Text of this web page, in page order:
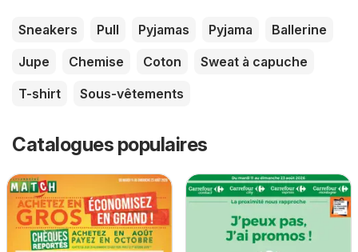
Sneakers Pull Pyjamas Pyjama
Ballerine
Jupe
Chemise Coton
Sweat à capuche
T-shirt
Sous-vêtements
Catalogues populaires